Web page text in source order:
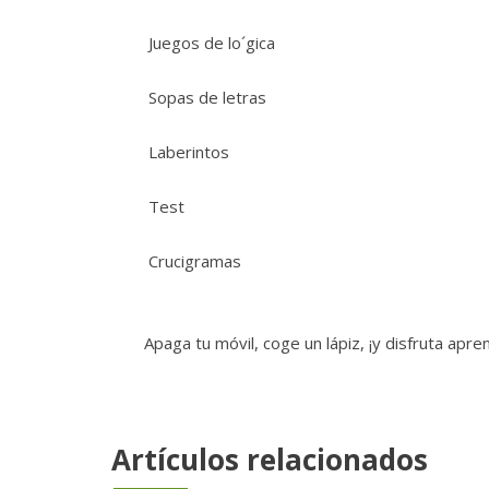
 Juegos de lo´gica
 Sopas de letras
 Laberintos
 Test
 Crucigramas
Apaga tu móvil, coge un lápiz, ¡y disfruta
Artículos relacionados